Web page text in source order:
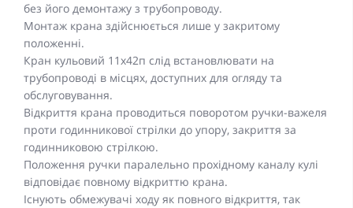
без його демонтажу з трубопроводу.
Монтаж крана здійснюється лише у закритому
положенні.
Кран кульовий 11x42п слід встановлювати на
трубопроводі в місцях, доступних для огляду та
обслуговування.
Відкриття крана проводиться поворотом ручки-важеля
проти годинникової стрілки до упору, закриття за
годинниковою стрілкою.
Положення ручки паралельно прохідному каналу кулі
відповідає повному відкриттю крана.
Існують обмежувачі ходу як повного відкриття, так